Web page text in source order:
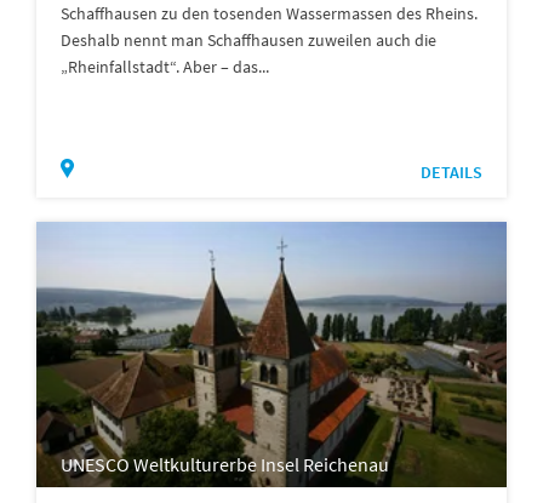
Schaffhausen zu den tosenden Wassermassen des Rheins.
Deshalb nennt man Schaffhausen zuweilen auch die
„Rheinfallstadt“. Aber – das...
DETAILS
UNESCO Weltkulturerbe Insel Reichenau